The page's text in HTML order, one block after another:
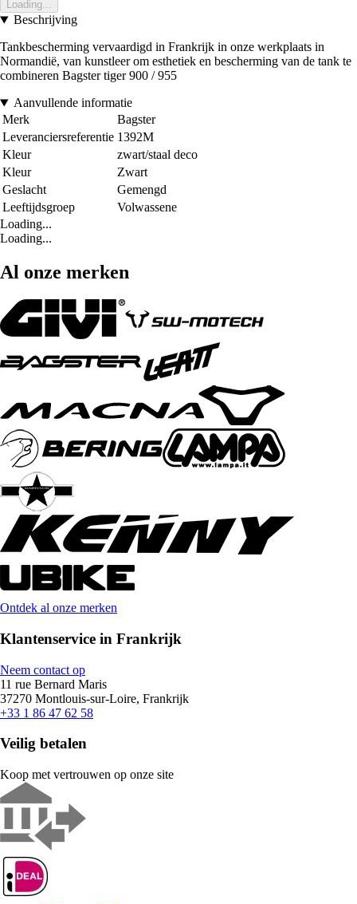
Loading...
Beschrijving
Tankbescherming vervaardigd in Frankrijk in onze werkplaats in
Normandië, van kunstleer om esthetiek en bescherming van de tank te
combineren Bagster tiger 900 / 955
Aanvullende informatie
Merk
Bagster
Leveranciersreferentie 1392M
Kleur
zwart/staal deco
Kleur
Zwart
Geslacht
Gemengd
Leeftijdsgroep
Volwassene
Loading...
Loading...
Al onze merken
Ontdek al onze merken
Klantenservice in Frankrijk
Neem contact op
11 rue Bernard Maris
37270 Montlouis-sur-Loire, Frankrijk
+33 1 86 47 62 58
Veilig betalen
Koop met vertrouwen op onze site